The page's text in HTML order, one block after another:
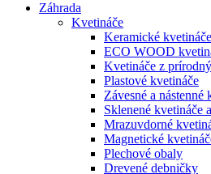
Záhrada
Kvetináče
Keramické kvetináče
ECO WOOD
Kvetináče z
Plastové kvetináče
Závesné a nástenné
Sklenené kvetináče
Mrazuvdorné
Magnetické
Plechové obaly
Drevené debničky